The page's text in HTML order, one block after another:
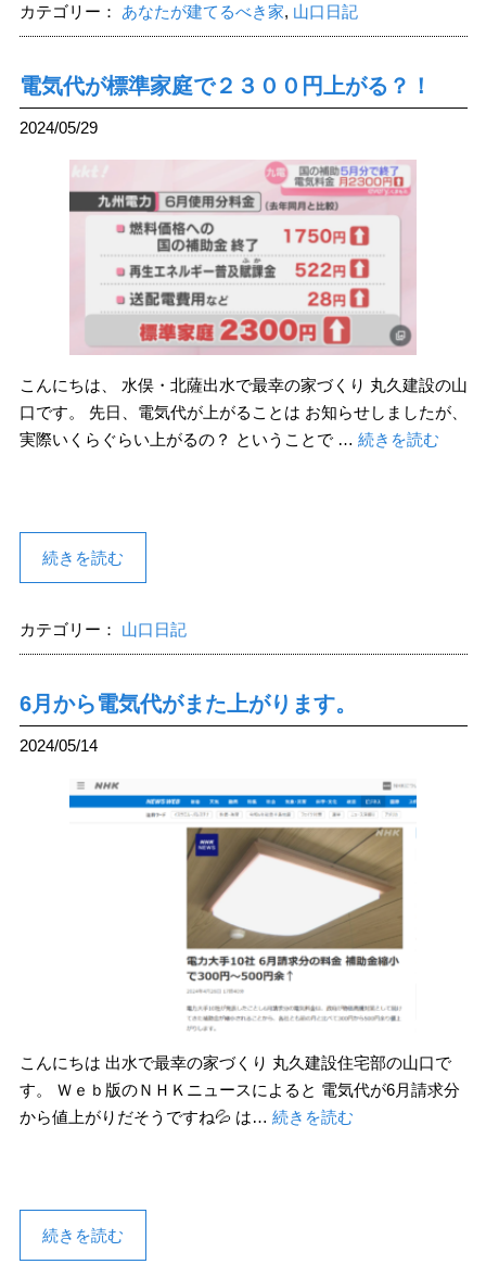
カテゴリー： あなたが建てるべき家, 山口日記
電気代が標準家庭で２３００円上がる？！
2024/05/29
こんにちは、 水俣・北薩出水で最幸の家づくり 丸久建設の山
口です。 先日、電気代が上がることは お知らせしましたが、
実際いくらぐらい上がるの？ ということで … 続きを読む
続きを読む
カテゴリー： 山口日記
6月から電気代がまた上がります。
2024/05/14
こんにちは 出水で最幸の家づくり 丸久建設住宅部の山口で
す。 Ｗｅｂ版のＮＨＫニュースによると 電気代が6月請求分
から値上がりだそうですね💦 は… 続きを読む
続きを読む